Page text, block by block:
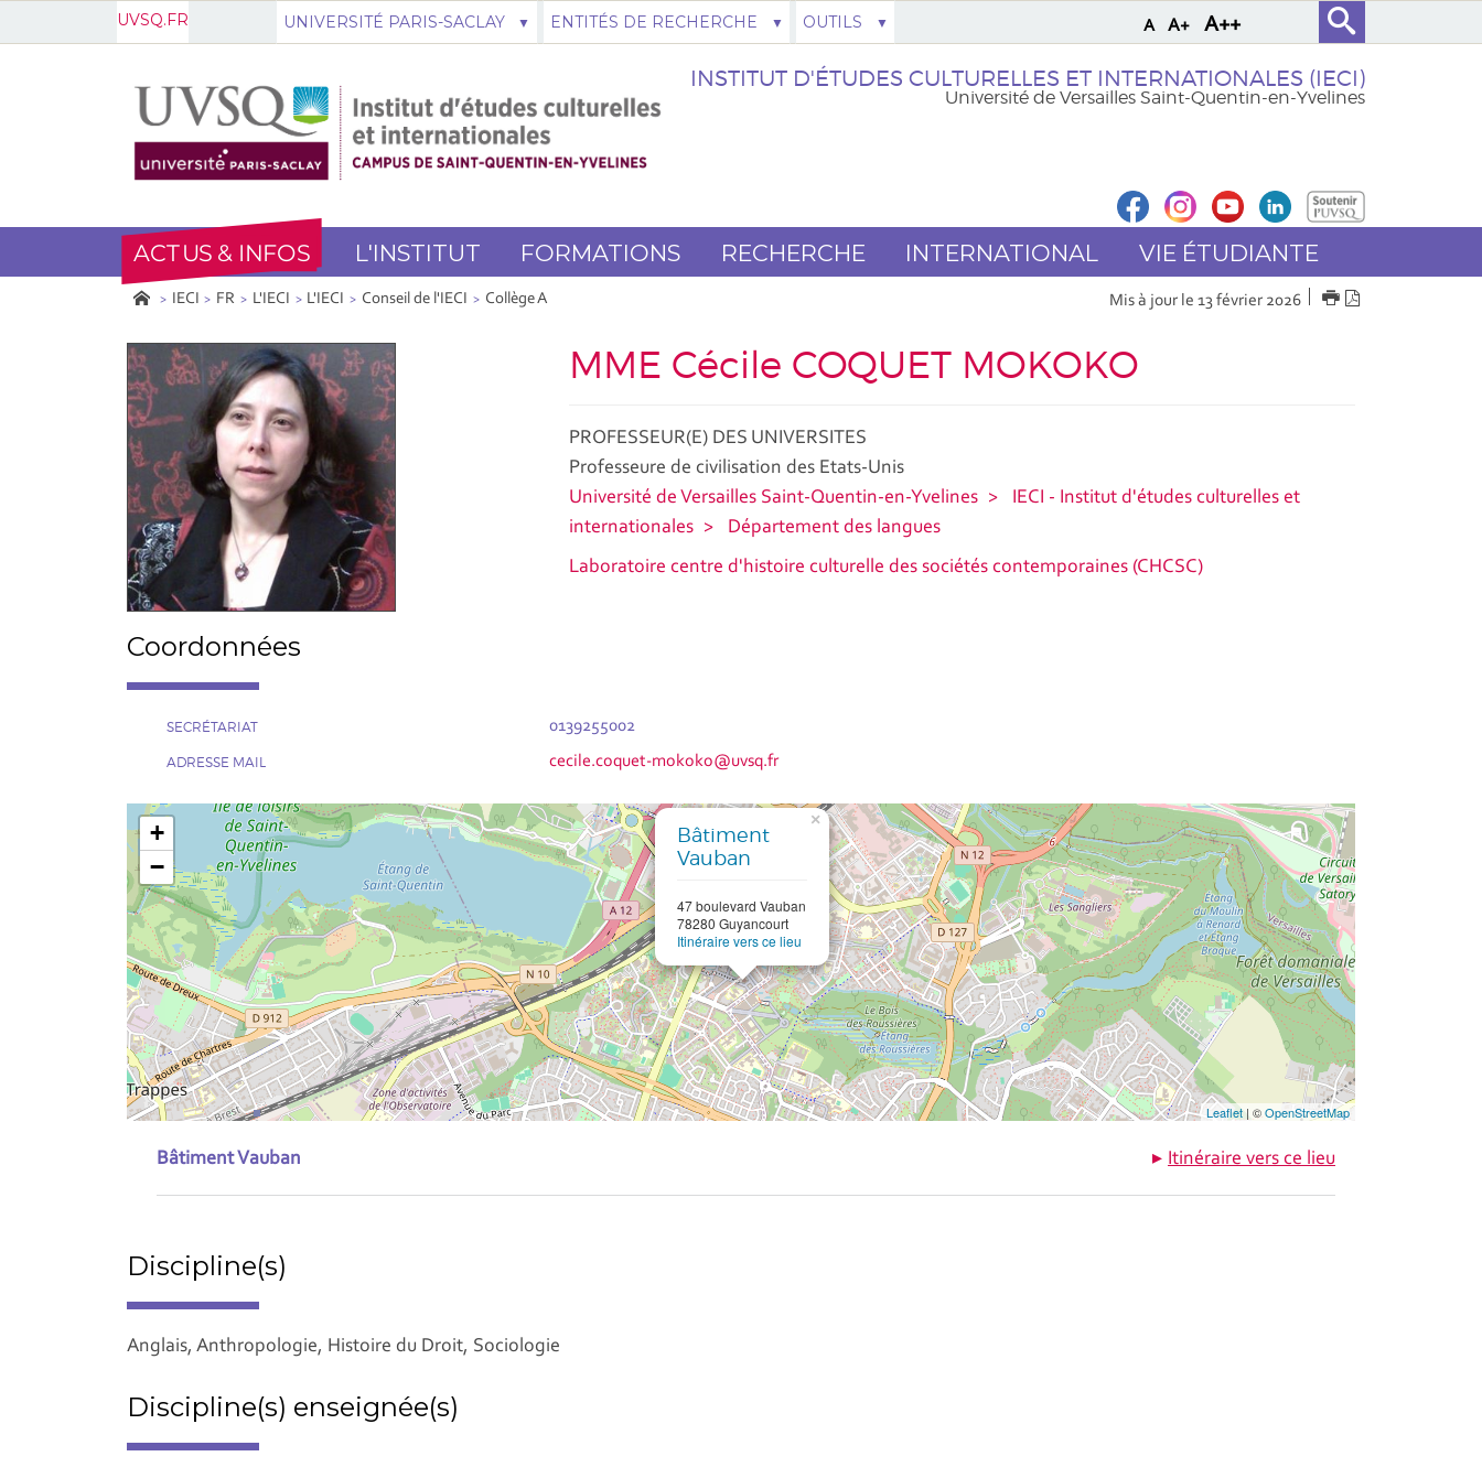
A A+ A++
UVSQ.FR
INSTITUT D'ÉTUDES CULTURELLES ET INTERNATIONALES (IECI)
Université de Versailles Saint-Quentin-en-Yvelines
ACTUS & INFOS L'INSTITUT FORMATIONS RECHERCHE INTERNATIONAL VIE ÉTUDIANTE
IECI FR L'IECI L'IECI Conseil de l'IECI Collège A Mis à jour le 13 février 2026 IMPRIMER
MME Cécile COQUET MOKOKO
PROFESSEUR(E) DES UNIVERSITES
Professeure de civilisation des Etats-Unis
Université de Versailles Saint-Quentin-en-Yvelines
IECI - Institut d'études culturelles et
internationales
Département des langues
Laboratoire centre d'histoire culturelle des sociétés contemporaines (CHCSC)
Coordonnées
SECRÉTARIAT 0139255002
ADRESSE MAIL cecile.coquet-mokoko@uvsq.fr
Bâtiment
Vauban
47 boulevard Vauban
78280 Guyancourt
Itinéraire vers ce lieu
×
+
−
Leaflet | ©OpenStreetMap
Itinéraire vers ce lieu
Bâtiment Vauban
Discipline(s)
Anglais, Anthropologie, Histoire du Droit, Sociologie
Discipline(s) enseignée(s)
UNIVERSITÉ PARIS-SACLAY ENTITÉS DE RECHERCHE OUTILS